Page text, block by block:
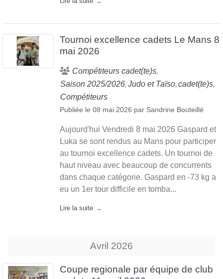
Tournoi excellence cadets Le Mans 8
mai 2026
Compétiteurs cadet(te)s
Saison 2025/2026 Judo et Taïso cadet(te)s
Compétiteurs
Publiée le 08 mai 2026 par Sandrine Bouteillé
Aujourd'hui Vendredi 8 mai 2026 Gaspard et
Luka se sont rendus au Mans pour participer
au tournoi excellence cadets. Un tournoi de
haut niveau avec beaucoup de concurrents
dans chaque catégorie. Gaspard en -73 kg a
eu un 1er tour difficile en tomba...
Lire la suite
Avril 2026
Coupe regionale par équipe de club